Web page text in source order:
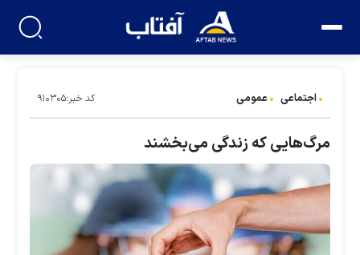
اجتماعی عمومی کد خبر:۹۱۰۳۰۵
مرگ‌هایی که زندگی می‌بخشند